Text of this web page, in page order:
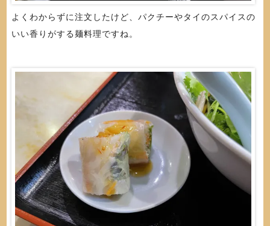
よくわからずに注文したけど、パクチーやタイのスパイスの
いい香りがする麺料理ですね。